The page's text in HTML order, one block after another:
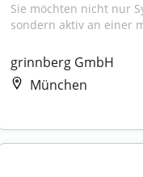
Sie möchten nicht nur
sondern aktiv an einer
grinnberg GmbH
München